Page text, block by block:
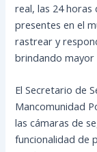
real, las 24
presentes en el
rastrear y
brindando mayor
El Secretario de
Mancomunidad
las cámaras de
funcionalidad de